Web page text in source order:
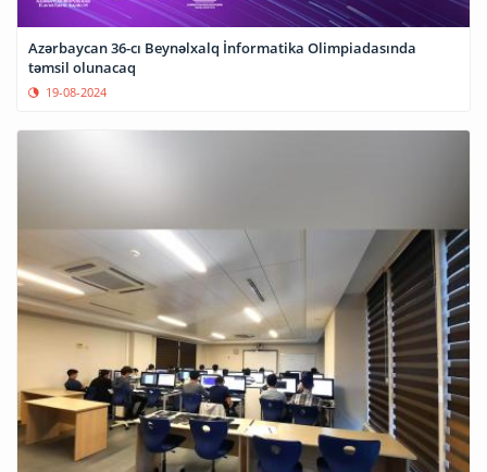
Azərbaycan 36-cı Beynəlxalq İnformatika Olimpiadasında
təmsil olunacaq
19-08-2024